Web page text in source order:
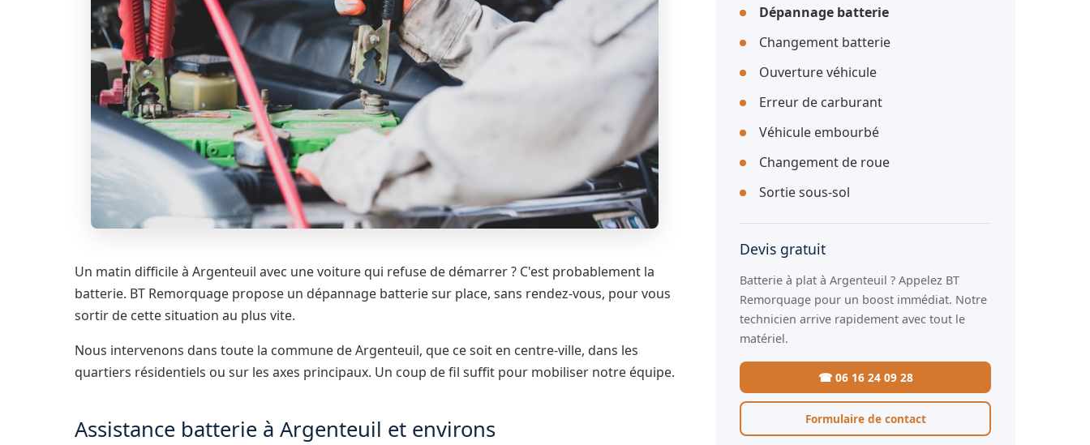
Un matin difficile à Argenteuil avec une voiture qui refuse de démarrer ? C'est probablement la
batterie. BT Remorquage propose un dépannage batterie sur place, sans rendez-vous, pour vous
sortir de cette situation au plus vite.
Nous intervenons dans toute la commune de Argenteuil, que ce soit en centre-ville, dans les
quartiers résidentiels ou sur les axes principaux. Un coup de fil suffit pour mobiliser notre équipe.
Assistance batterie à Argenteuil et environs
Dépannage batterie
Changement batterie
Ouverture véhicule
Erreur de carburant
Véhicule embourbé
Changement de roue
Sortie sous-sol
Devis gratuit
Batterie à plat à Argenteuil ? Appelez BT
Remorquage pour un boost immédiat. Notre
technicien arrive rapidement avec tout le
matériel.
☎ 06 16 24 09 28
Formulaire de contact